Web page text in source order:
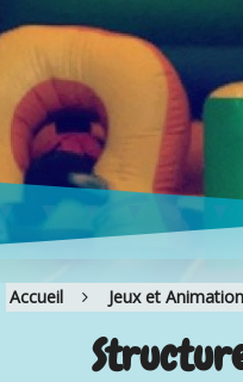
Accueil Jeux et